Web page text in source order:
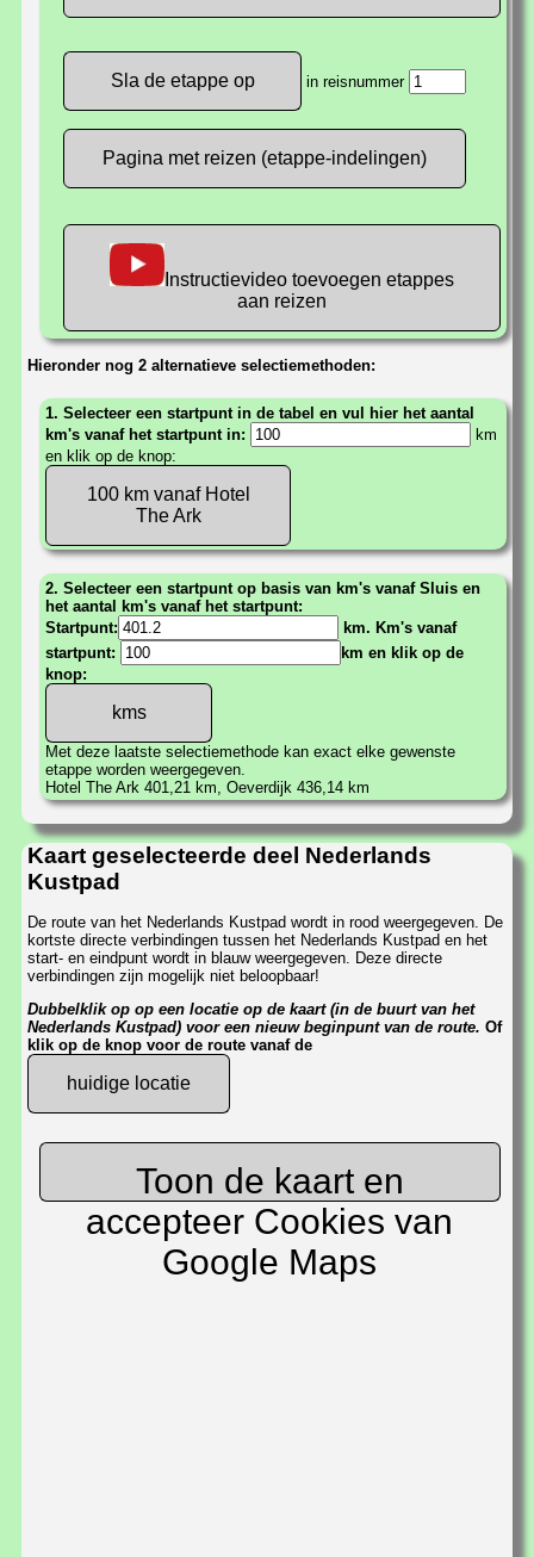
in reisnummer
Pagina met reizen (etappe-indelingen)
Instructievideo toevoegen etappes
aan reizen
Hieronder nog 2 alternatieve selectiemethoden:
1. Selecteer een startpunt in de tabel en vul hier het aantal
km's vanaf het startpunt in:
km
en klik op de knop:
100 km vanaf Hotel
The Ark
2. Selecteer een startpunt op basis van km's vanaf Sluis en
het aantal km's vanaf het startpunt:
Startpunt:
km. Km's vanaf
startpunt:
km en klik op de
knop:
Met deze laatste selectiemethode kan exact elke gewenste
etappe worden weergegeven.
Hotel The Ark 401,21 km, Oeverdijk 436,14 km
Kaart geselecteerde deel Nederlands
Kustpad
De route van het Nederlands Kustpad wordt in rood weergegeven. De
kortste directe verbindingen tussen het Nederlands Kustpad en het
start- en eindpunt wordt in blauw weergegeven. Deze directe
verbindingen zijn mogelijk niet beloopbaar!
Dubbelklik op op een locatie op de kaart (in de buurt van het
Nederlands Kustpad) voor een nieuw beginpunt van de route. Of
klik op de knop voor de route vanaf de
huidige locatie
Toon de kaart en
accepteer Cookies van
Google Maps